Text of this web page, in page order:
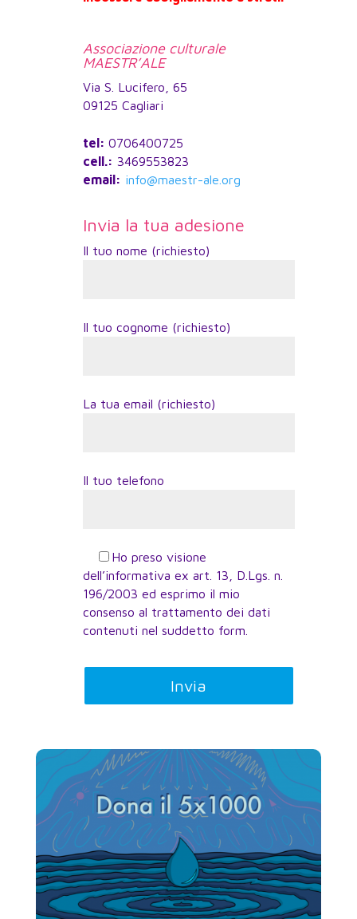
Associazione culturale
MAESTR’ALE
Via S. Lucifero, 65
09125 Cagliari
tel:0706400725
cell.: 3469553823
email: info@maestr-ale.org
Invia la tua adesione
Il tuo nome (richiesto)
Il tuo cognome (richiesto)
La tua email (richiesto)
Il tuo telefono
Ho preso visione
dell’informativa ex art. 13, D.Lgs. n.
196/2003 ed esprimo il mio
consenso al trattamento dei dati
contenuti nel suddetto form.